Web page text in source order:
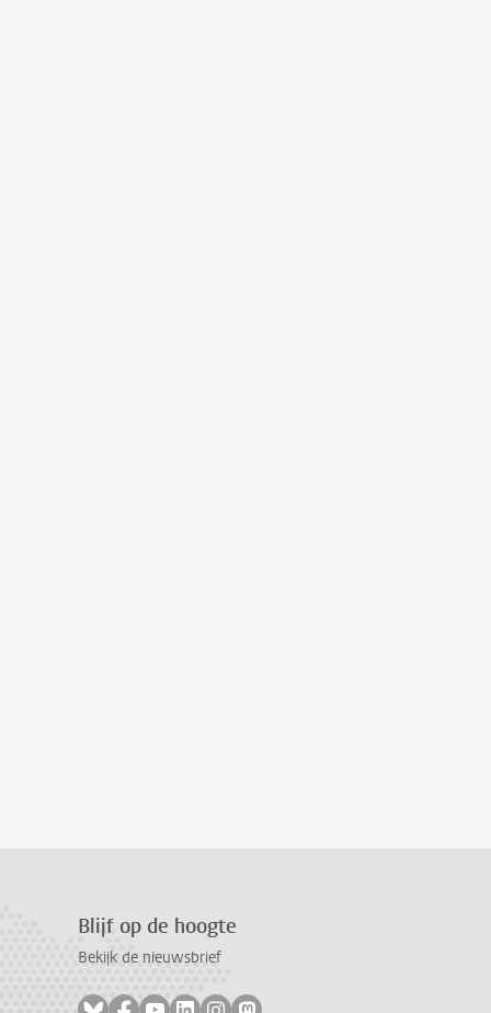
Blijf op de hoogte
Bekijk de nieuwsbrief
Volg ons op bluesky
Volg ons op facebook
Volg ons op youtube
Volg ons op linkedin
Volg ons op instagram
Volg ons op mastodon